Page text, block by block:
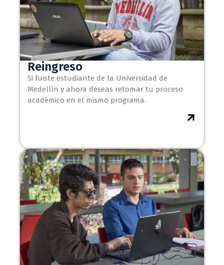
Reingreso
Si fuiste estudiante de la Universidad de
Medellín y ahora deseas retomar tu proceso
académico en el mismo programa.